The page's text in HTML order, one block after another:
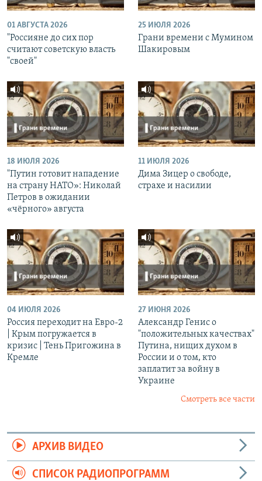
01 АВГУСТА 2026
"Россияне до сих пор
считают советскую власть
"своей"
25 ИЮЛЯ 2026
Грани времени с Мумином
Шакировым
18 ИЮЛЯ 2026
"Путин готовит нападение
на страну НАТО»: Николай
Петров в ожидании
«чёрного» августа
11 ИЮЛЯ 2026
Дима Зицер о свободе,
страхе и насилии
04 ИЮЛЯ 2026
Россия переходит на Евро-2
| Крым погружается в
кризис | Тень Пригожина в
Кремле
27 ИЮНЯ 2026
Александр Генис о
"положительных качествах"
Путина, нищих духом в
России и о том, кто
заплатит за войну в
Украине
Смотреть все части
АРХИВ ВИДЕО
СПИСОК РАДИОПРОГРАММ